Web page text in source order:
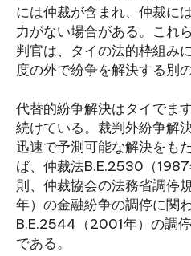
には仲裁が含まれ、仲裁に
力がない場合がある。これ
判官は、タイの法的枠組み
度の外で紛争を解決する別
代替的紛争解決はタイでま
続けている。裁判外紛争解
迅速で予測可能な解決をも
ば、仲裁法B.E.2530（
則、仲裁協会の法務省調停
年）の金融紛争の調停に関
B.E.2544（2001年）の調
である。